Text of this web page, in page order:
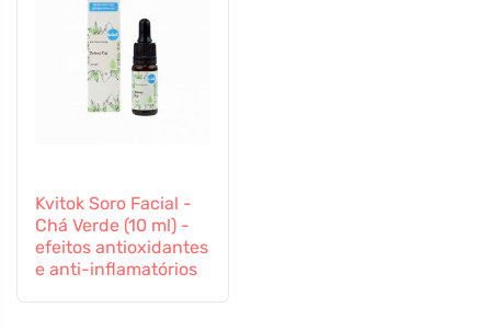
Kvitok Soro Facial -
Chá Verde (10 ml) -
efeitos antioxidantes
e anti-inflamatórios